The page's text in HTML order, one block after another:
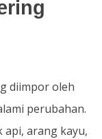
diimpor oleh
perubahan.
arang kayu,